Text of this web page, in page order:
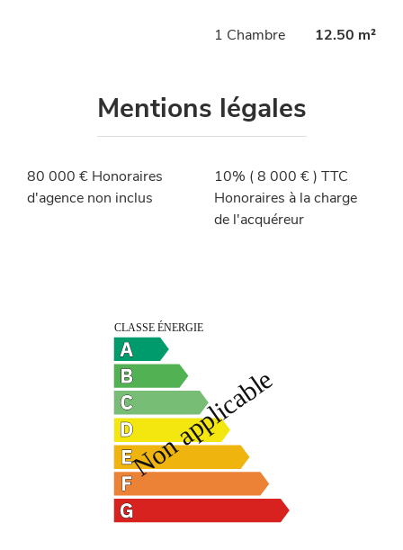
1 Chambre 12.50 m²
Mentions légales
80 000 € Honoraires
d'agence non inclus
10% ( 8 000 € ) TTC
Honoraires à la charge
de l'acquéreur